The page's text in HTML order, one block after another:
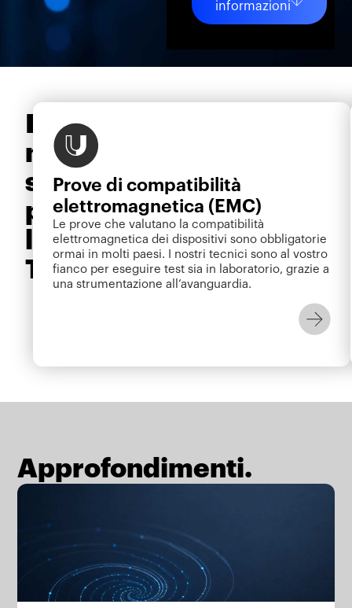
informazioni
nostri
servizi
per
l'Information
Technology
Prove di compatibilità
elettromagnetica (EMC)
Le prove che valutano la compatibilità
elettromagnetica dei dispositivi sono obbligatorie
ormai in molti paesi. I nostri tecnici sono al vostro
fianco per eseguire test sia in laboratorio, grazie a
una strumentazione all’avanguardia.
Approfondimenti.